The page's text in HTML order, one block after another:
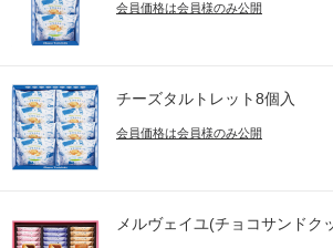
会員価格は会員様のみ公開
チーズタルトレット8個入
会員価格は会員様のみ公開
メルヴェイユ(チョコサンドク